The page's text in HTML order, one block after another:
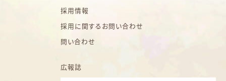
採用情報
採用に関するお問い合わせ
問い合わせ
広報誌